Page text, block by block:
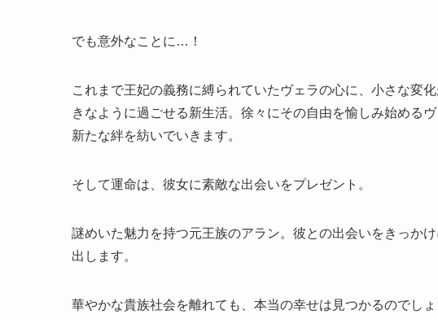
でも意外なことに…！
これまで王妃の義務に縛られていたヴェラの心に、小さな変
きなように過ごせる新生活。徐々にその自由を愉しみ始める
新たな絆を紡いでいきます。
そして運命は、彼女に素敵な出会いをプレゼント。
謎めいた魅力を持つ元王族のアラン。彼との出会いをきっか
出します。
華やかな貴族社会を離れても、本当の幸せは見つかるのでし